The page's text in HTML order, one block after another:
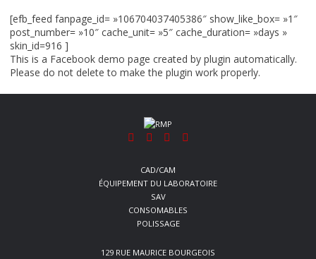
[efb_feed fanpage_id= »106704037405386″ show_like_box= »1″
post_number= »10″ cache_unit= »5″ cache_duration= »days »
skin_id=916 ]
This is a Facebook demo page created by plugin automatically.
Please do not delete to make the plugin work properly.
CAD/CAM
ÉQUIPEMENT DU LABORATOIRE
SAV
CONSOMABLES
POLISSAGE
129 RUE MAURICE BOURGEOIS